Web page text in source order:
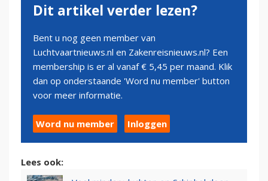
Dit artikel verder lezen?
Bent u nog geen member van
Luchtvaartnieuws.nl en Zakenreisnieuws.nl? Een
membership is er al vanaf € 5,45 per maand. Klik
dan op onderstaande 'Word nu member' button
voor meer informatie.
Word nu member Inloggen
Lees ook: